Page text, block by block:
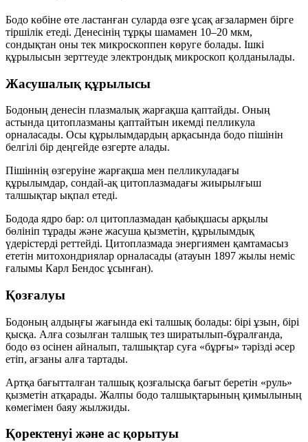
Бодо көбіне өте ластанған суларда өзге ұсақ ағзалармен бірге
тіршілік етеді. Денесінің тұрқы шамамен 10–20 мкм,
сондықтан оны тек микроскоппен көруге болады. Ішкі
құрылысын зерттеуде электрондық микроскоп қолданылады.
Жасушалық құрылысы
Бодоның денесін плазмалық жарғақша қаптайды. Оның
астында цитоплазманы қаптайтын икемді пелликула
орналасады. Осы құрылымдардың арқасында бодо пішінін
белгілі бір деңгейде өзгерте алады.
Пішіннің өзгеруіне жарғақша мен пелликуладағы
құрылымдар, сондай-ақ цитоплазмадағы жиырылғыш
талшықтар ықпал етеді.
Бодода ядро бар: ол цитоплазмадан қабықшасы арқылы
бөлініп тұрады және жасуша қызметін, құрылымдық
үдерістерді реттейді. Цитоплазмада энергиямен қамтамасыз
ететін митохондриялар орналасады (атауын 1897 жылы неміс
ғалымы Карл Бендос ұсынған).
Қозғалуы
Бодоның алдыңғы жағында екі талшық болады: бірі ұзын, бірі
қысқа. Алға созылған талшық тез ширатылып-бұралғанда,
бодо өз осінен айналып, талшықтар суға «бұрғы» тәрізді әсер
етіп, ағзаны алға тартады.
Артқа бағытталған талшық қозғалысқа бағыт беретін «руль»
қызметін атқарады. Жалпы бодо талшықтарының қимылының
көмегімен баяу жылжиды.
Қоректенуі және ас қорытуы